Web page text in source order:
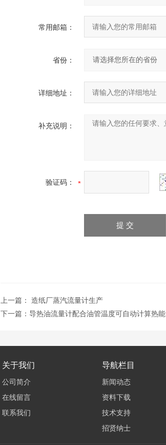
常用邮箱：
省份：
详细地址：
补充说明：
验证码：
上一篇： 造纸厂蒸汽流量计生产
下一篇： 导热油流量计配合油管温度可自动计算热能
关于我们
公司简介
在线留言
联系我们
导航栏目
新闻动态
资料下载
技术支持
招贤纳士